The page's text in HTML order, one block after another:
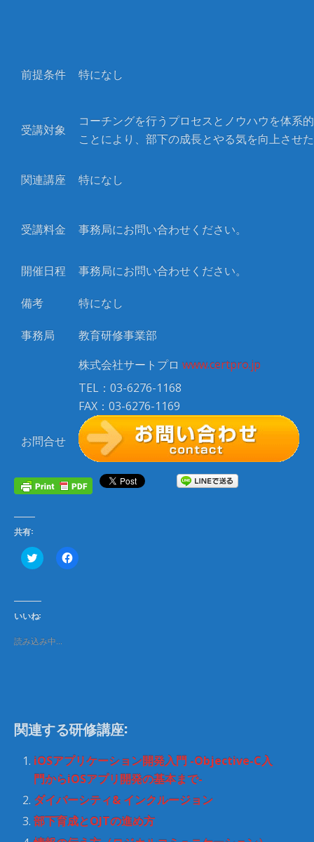
前提条件 特になし
受講対象
コーチングを行うプロセスとノウハウを体系
ことにより、部下の成長とやる気を向上させ
関連講座 特になし
受講料金 事務局にお問い合わせください。
開催日程 事務局にお問い合わせください。
備考 特になし
事務局
教育研修事業部
株式会社サートプロ www.certpro.jp
TEL：03-6276-1168
FAX：03-6276-1169
お問合せ
共有:
ク
リ
て
T
w
t
t
い
ウ
ン
ド
ウ
で
開
き
す
)
F
a
ク
し
て
だ
さ
い
(
新
し
ウ
ィ
ン
いいね:
読み込み中…
関連する研修講座:
iOSアプリケーション開発入門 -Objective-C入
門からiOSアプリ開発の基本まで-
ダイバーシティ& インクルージョン
部下育成とOJTの進め方